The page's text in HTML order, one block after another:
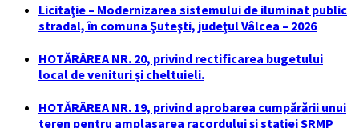
Licitaţie – Modernizarea sistemului de iluminat public
stradal, în comuna Şuteşti, judeţul Vâlcea – 2026
HOTĂRÂREA NR. 20, privind rectificarea bugetului
local de venituri și cheltuieli.
HOTĂRÂREA NR. 19, privind aprobarea cumpărării unui
teren pentru amplasarea racordului și stației SRMP